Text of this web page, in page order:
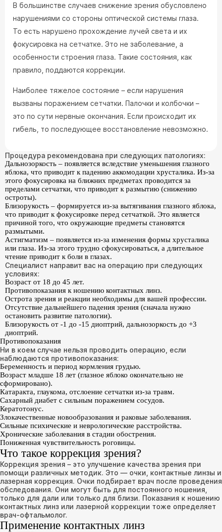
В большинстве случаев снижение зрения обусловлено
нарушениями со стороны оптической системы глаза.
То есть нарушено прохождение лучей света и их
фокусировка на сетчатке. Это не заболевание, а
особенности строения глаза. Такие состояния, как
правило, поддаются коррекции.
Наиболее тяжелое состояние – если нарушения
вызваны поражением сетчатки. Палочки и колбочки –
это по сути нервные окончания. Если происходит их
гибель, то последующее восстановление невозможно.
Процедура рекомендована при следующих патологиях:
Дальнозоркость – появляется вследствие уменьшения глазного
яблока, что приводит к падению аккомодации хрусталика. Из-за
этого фокусировка на ближних предметах проводится за
пределами сетчатки, что приводит к размытию (снижению
остроты).
Близорукость – формируется из-за вытягивания глазного яблока,
что приводит к фокусировке перед сетчаткой. Это является
причиной того, что окружающие предметы становятся
размытыми.
Астигматизм – появляется из-за изменения формы хрусталика
или глаза. Из-за этого трудно сфокусироваться, а длительное
чтение приводит к боли в глазах.
Специалист направит вас на операцию при следующих
условиях:
Возраст от 18 до 45 лет.
Противопоказания к ношению контактных линз.
Острота зрения и реакции необходимы для вашей профессии.
Отсутствие дальнейшего падения зрения (сначала нужно
остановить развитие патологии).
Близорукость от -1 до -15 диоптрий, дальнозоркость до +3
диоптрий.
Противопоказания
Ни в коем случае нельзя проводить операцию, если
наблюдаются противопоказания:
Беременность и период кормления грудью.
Возраст младше 18 лет (глазное яблоко окончательно не
сформировано).
Катаракта, глаукома, отслоение сетчатки из-за травм.
Сахарный диабет с сильным поражением сосудов.
Кератотонус.
Злокачественные новообразования и раковые заболевания.
Сильные психические и неврологические расстройства.
Хронические заболевания в стадии обострения.
Пониженная чувствительность роговицы.
Что такое коррекция зрения?
Коррекция зрения – это улучшение качества зрения при
помощи различных методик. Это — очки, контактные линзы и
лазерная коррекция. Очки подбирает врач после проведения
обследования. Они могут быть для постоянного ношения,
только для дали или только для близи. Показания к ношению
контактных линз или лазерной коррекции тоже определяет
врач-офтальмолог.
Применение контактных линз